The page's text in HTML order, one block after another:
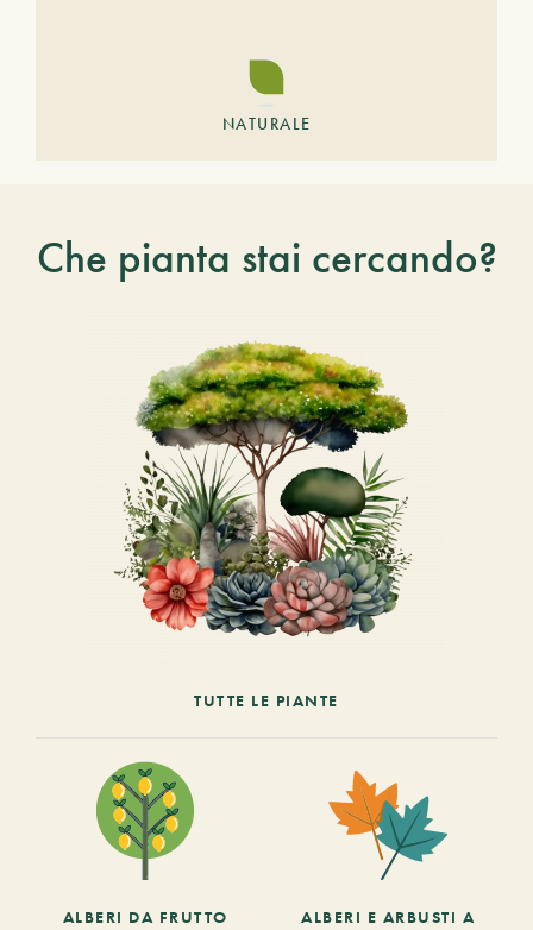
NATURALE
Che pianta stai cercando?
TUTTE LE PIANTE
ALBERI DA FRUTTO
ALBERI E ARBUSTI A